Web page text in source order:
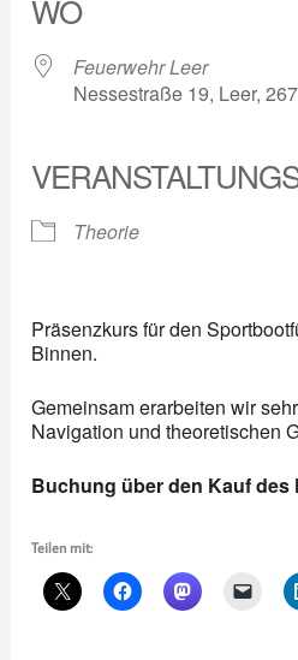
WO
Feuerwehr Leer
Nessestraße 19, Leer,
Theorie
Präsenzkurs für den
Binnen.
Gemeinsam erarbeiten wir
Navigation und theoretischen
Buchung über den Kauf
Teilen mit: